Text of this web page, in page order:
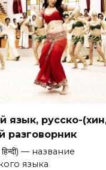
язык, русско-
разговорник
— название
языка